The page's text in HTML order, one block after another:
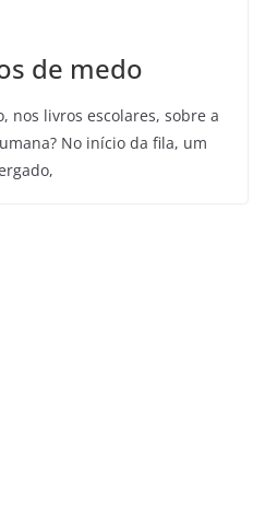
de medo
nos livros escolares, sobre a
No início da fila, um